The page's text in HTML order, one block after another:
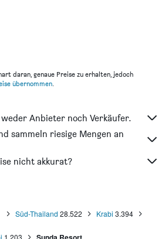
daran, genaue Preise zu erhalten, jedoch
übernommen.
Anbieter noch Verkäufer.
sammeln riesige Mengen an
nicht akkurat?
Süd-Thailand 28.522 Krabi 3.394
1.203